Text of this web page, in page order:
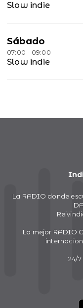
Slow indie
Sábado
07:00 - 09:00
Slow indie
La RADIO donde
La mejor RADIO
24/